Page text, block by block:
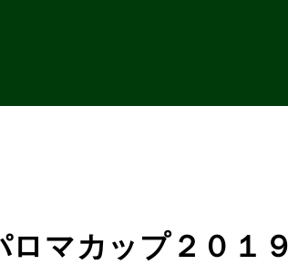
ロマカップ２０１